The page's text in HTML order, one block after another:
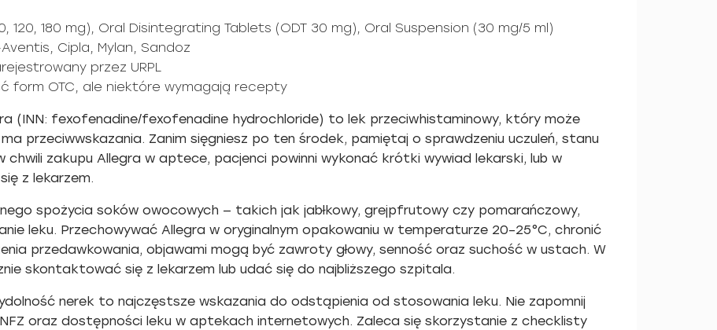
120, 180 mg), Oral Disintegrating Tablets (ODT 30 mg), Oral Suspension (30 mg/5 ml)
Cipla, Mylan, Sandoz
przez URPL
form OTC, ale niektóre wymagają recepty
(INN: fexofenadine/fexofenadine hydrochloride) to lek przeciwhistaminowy, który może
przeciwwskazania. Zanim sięgniesz po ten środek, pamiętaj o sprawdzeniu uczuleń, stanu
chwili zakupu Allegra w aptece, pacjenci powinni wykonać krótki wywiad lekarski, lub w
z lekarzem.
spożycia soków owocowych — takich jak jabłkowy, grejpfrutowy czy pomarańczowy,
leku. Przechowywać Allegra w oryginalnym opakowaniu w temperaturze 20–25°C, chronić
przedawkowania, objawami mogą być zawroty głowy, senność oraz suchość w ustach. W
skontaktować się z lekarzem lub udać się do najbliższego szpitala.
nerek to najczęstsze wskazania do odstąpienia od stosowania leku. Nie zapomnij
oraz dostępności leku w aptekach internetowych. Zaleca się skorzystanie z checklisty